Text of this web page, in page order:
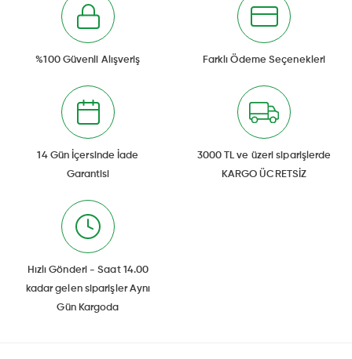
%100 Güvenli Alışveriş Farklı Ödeme Seçenekleri
14 Gün İçersinde İade
Garantisi
3000 TL ve üzeri siparişlerde
KARGO ÜCRETSİZ
Hızlı Gönderi - Saat 14.00
kadar gelen siparişler Aynı
Gün Kargoda